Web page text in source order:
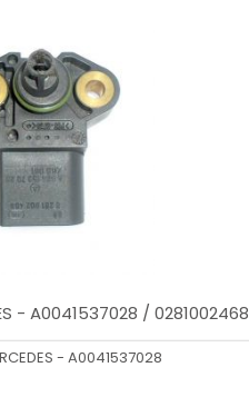
- A0041537028 / 0281002468
- A0041537028